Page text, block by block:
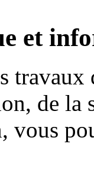
et
travaux
de la
vous